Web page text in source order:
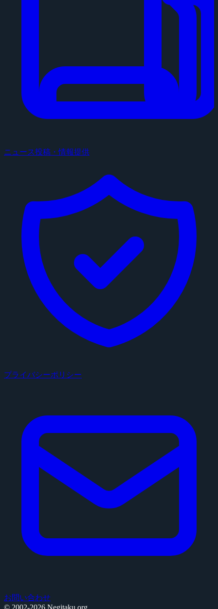
ニュース投稿・情報提供
プライバシーポリシー
お問い合わせ